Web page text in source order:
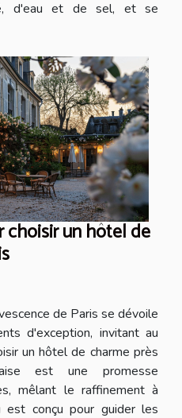
d'eau et de sel, et se
choisir un hôtel de
de Paris se dévoile
d'exception, invitant au
un hôtel de charme près
est une promesse
mêlant le raffinement à
est conçu pour guider les